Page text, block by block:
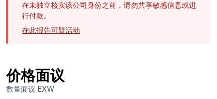
在未独立核实该公司身份之前，请勿共享敏感信息或进
行付款。
在此报告可疑活动
价格面议
数量面议 EXW